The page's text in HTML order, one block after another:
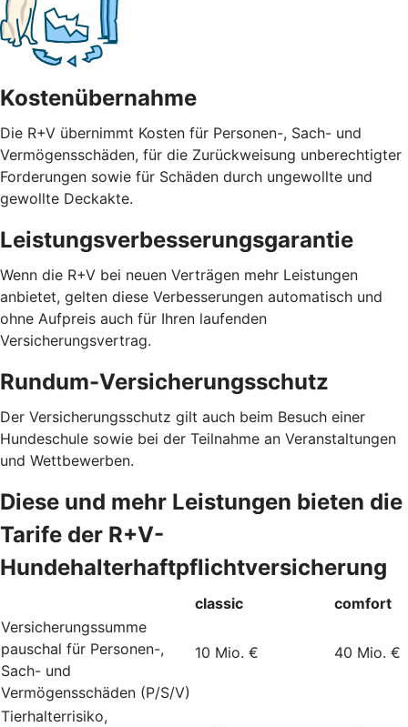
Kostenübernahme
Die R+V übernimmt Kosten für Personen-, Sach- und
Vermögensschäden, für die Zurückweisung unberechtigter
Forderungen sowie für Schäden durch ungewollte und
gewollte Deckakte.
Leistungsverbesserungsgarantie
Wenn die R+V bei neuen Verträgen mehr Leistungen
anbietet, gelten diese Verbesserungen automatisch und
ohne Aufpreis auch für Ihren laufenden
Versicherungsvertrag.
Rundum-Versicherungsschutz
Der Versicherungsschutz gilt auch beim Besuch einer
Hundeschule sowie bei der Teilnahme an Veranstaltungen
und Wettbewerben.
Diese und mehr Leistungen bieten die
Tarife der R+V-
Hundehalterhaftpflichtversicherung
classic
comfort
Versicherungssumme
pauschal für Personen-,
Sach- und
Vermögensschäden (P/S/V)
10 Mio. € 40 Mio. €
Tierhalterrisiko,